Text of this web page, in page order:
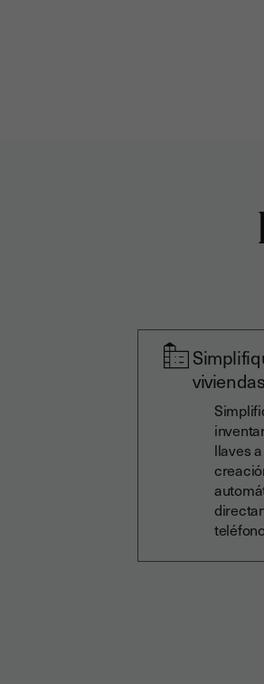
viviendas
llaves